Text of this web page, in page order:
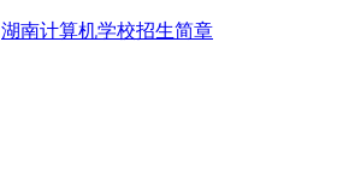
湖南计算机学校招生简章